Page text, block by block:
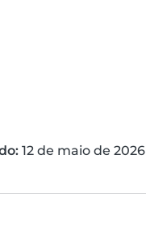
12 de maio de 2026